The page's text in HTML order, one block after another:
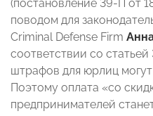
(постановление 39-П от
поводом для
Criminal Defense Firm
соответствии со
штрафов для юрлиц
Поэтому оплата «со
предпринимателей